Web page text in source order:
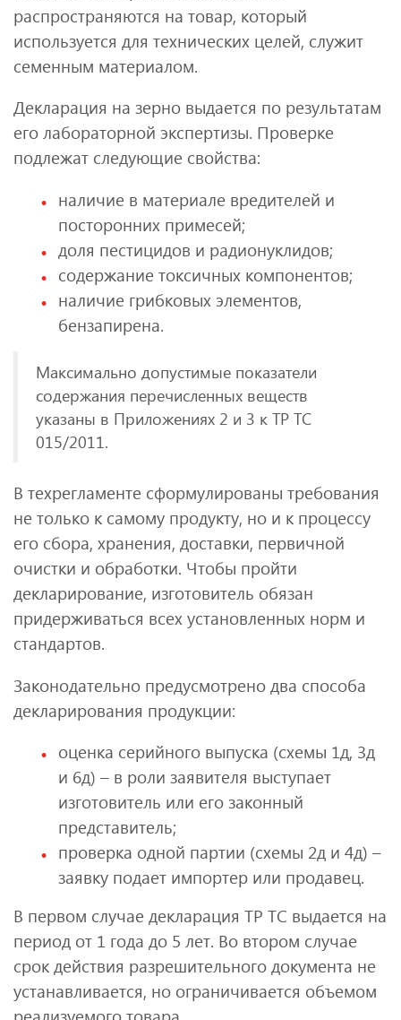
распространяются на товар, который
используется для технических целей, служит
семенным материалом.
Декларация на зерно выдается по результатам
его лабораторной экспертизы. Проверке
подлежат следующие свойства:
наличие в материале вредителей и
посторонних примесей;
доля пестицидов и радионуклидов;
содержание токсичных компонентов;
наличие грибковых элементов,
бензапирена.
Максимально допустимые показатели
содержания перечисленных веществ
указаны в Приложениях 2 и 3 к ТР ТС
015/2011.
В техрегламенте сформулированы требования
не только к самому продукту, но и к процессу
его сбора, хранения, доставки, первичной
очистки и обработки. Чтобы пройти
декларирование, изготовитель обязан
придерживаться всех установленных норм и
стандартов.
Законодательно предусмотрено два способа
декларирования продукции:
оценка серийного выпуска (схемы 1д, 3д
и 6д) – в роли заявителя выступает
изготовитель или его законный
представитель;
проверка одной партии (схемы 2д и 4д) –
заявку подает импортер или продавец.
В первом случае декларация ТР ТС выдается на
период от 1 года до 5 лет. Во втором случае
срок действия разрешительного документа не
устанавливается, но ограничивается объемом